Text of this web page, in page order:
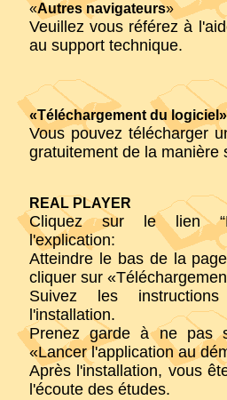
«Autres navigateurs»
Veuillez vous référez à
au support technique.
«Téléchargement du logiciel»
Vous pouvez télécharger
gratuitement de la manière
REAL PLAYER
Cliquez sur le lien
l'explication:
Atteindre le bas de la
cliquer sur
Suivez les
l'installation.
Prenez garde à ne pas
«Lancer l'application au
Après l'installation, vous
l'écoute des études.